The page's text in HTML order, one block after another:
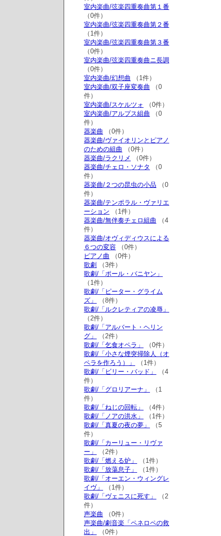
室内楽曲/弦楽四重奏曲第１番
（0件）
室内楽曲/弦楽四重奏曲第２番
（1件）
室内楽曲/弦楽四重奏曲第３番
（0件）
室内楽曲/弦楽四重奏曲ニ長調
（0件）
室内楽曲/幻想曲 （1件）
室内楽曲/双子座変奏曲 （0
件）
室内楽曲/スケルツォ
（0件）
室内楽曲/アルプス組曲 （0
件）
器楽曲 （0件）
器楽曲/ヴァイオリンとピアノ
のための組曲 （0件）
器楽曲/ラクリメ
（0件）
器楽曲/チェロ・ソナタ
（0
件）
器楽曲/２つの昆虫の小品 （0
件）
器楽曲/テンポラル・ヴァリエ
ーション （1件）
器楽曲/無伴奏チェロ組曲 （4
件）
器楽曲/オヴィディウスによる
６つの変容 （0件）
ピアノ曲 （0件）
歌劇
（3件）
歌劇/「ポール・バニヤン」
（1件）
歌劇/「ピーター・グライム
ズ」
（8件）
歌劇/「ルクレティアの凌辱」
（2件）
歌劇/「アルバート・ヘリン
グ」
（2件）
歌劇/「乞食オペラ」
（0件）
歌劇/「小さな煙突掃除人（オ
ペラを作ろう）」
（1件）
歌劇/「ビリー・バッド」
（4
件）
歌劇/「グロリアーナ」
（1
件）
歌劇/「ねじの回転」
（4件）
歌劇/「ノアの洪水」
（1件）
歌劇/「真夏の夜の夢」
（5
件）
歌劇/「カーリュー・リヴァ
ー」
（2件）
歌劇/「燃える炉」
（1件）
歌劇/「放蕩息子」
（1件）
歌劇/「オーエン・ウィングレ
イヴ」
（1件）
歌劇/「ヴェニスに死す」
（2
件）
声楽曲 （0件）
声楽曲/劇音楽「ペネロペの救
出」
（0件）